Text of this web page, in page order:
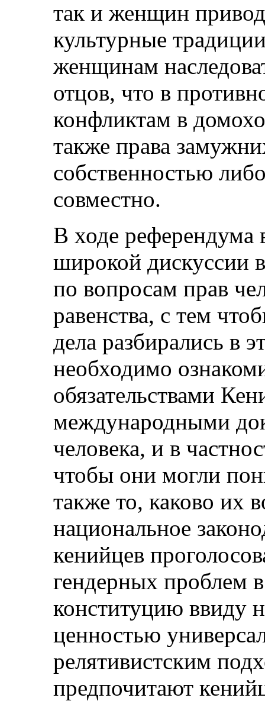
так и женщин
культурные
женщинам
отцов, что в
конфликтам в
также права
собственностью
совместно.
В ходе референдума
широкой дискуссии
по вопросам прав
равенства, с тем
дела разбирались в
необходимо
обязательствами
международными
человека, и в
чтобы они могли
также то, каково их
национальное
кенийцев
гендерных проблем
конституцию ввиду
ценностью
релятивистским
предпочитают